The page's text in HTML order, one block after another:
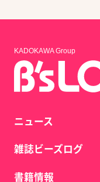
KADOKAWA Group
ニュース
雑誌ビーズログ
書籍情報